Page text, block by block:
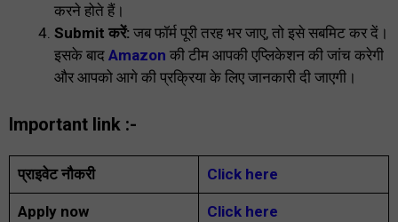
करने होते हैं।
Submit करें: जब फॉर्म पूरी तरह भर जाए, तो इसे सबमिट कर दें।
इसके बाद Amazon की टीम आपकी एप्लिकेशन की जांच करेगी
और आपको आगे की प्रक्रिया के लिए जानकारी दी जाएगी।
Important link :-
प्राइवेट नौकरी Click here
Apply now Click here